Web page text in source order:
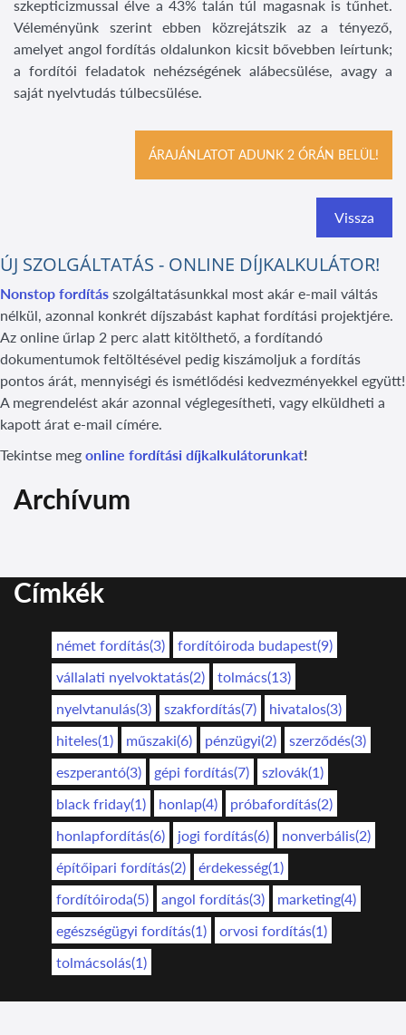
szkepticizmussal élve a 43% talán túl magasnak is tűnhet.
Véleményünk szerint ebben közrejátszik az a tényező,
amelyet angol fordítás oldalunkon kicsit bővebben leírtunk;
a fordítói feladatok nehézségének alábecsülése, avagy a
saját nyelvtudás túlbecsülése.
ÁRAJÁNLATOT ADUNK 2 ÓRÁN BELÜL!
Vissza
ÚJ SZOLGÁLTATÁS - ONLINE DÍJKALKULÁTOR!
Nonstop fordítás szolgáltatásunkkal most akár e-mail váltás
nélkül, azonnal konkrét díjszabást kaphat fordítási projektjére.
Az online űrlap 2 perc alatt kitölthető, a fordítandó
dokumentumok feltöltésével pedig kiszámoljuk a fordítás
pontos árát, mennyiségi és ismétlődési kedvezményekkel együtt!
A megrendelést akár azonnal véglegesítheti, vagy elküldheti a
kapott árat e-mail címére.
Tekintse meg online fordítási díjkalkulátorunkat!
Archívum
Címkék
német fordítás(3)
fordítóiroda budapest(9)
vállalati nyelvoktatás(2)
tolmács(13)
nyelvtanulás(3)
szakfordítás(7)
hivatalos(3)
hiteles(1)
műszaki(6) pénzügyi(2)
szerződés(3)
eszperantó(3)
gépi fordítás(7)
szlovák(1)
black friday(1)
honlap(4)
próbafordítás(2)
honlapfordítás(6)
jogi fordítás(6)
nonverbális(2)
építőipari fordítás(2)
érdekesség(1)
fordítóiroda(5)
angol fordítás(3)
marketing(4)
egészségügyi fordítás(1)
orvosi fordítás(1)
tolmácsolás(1)